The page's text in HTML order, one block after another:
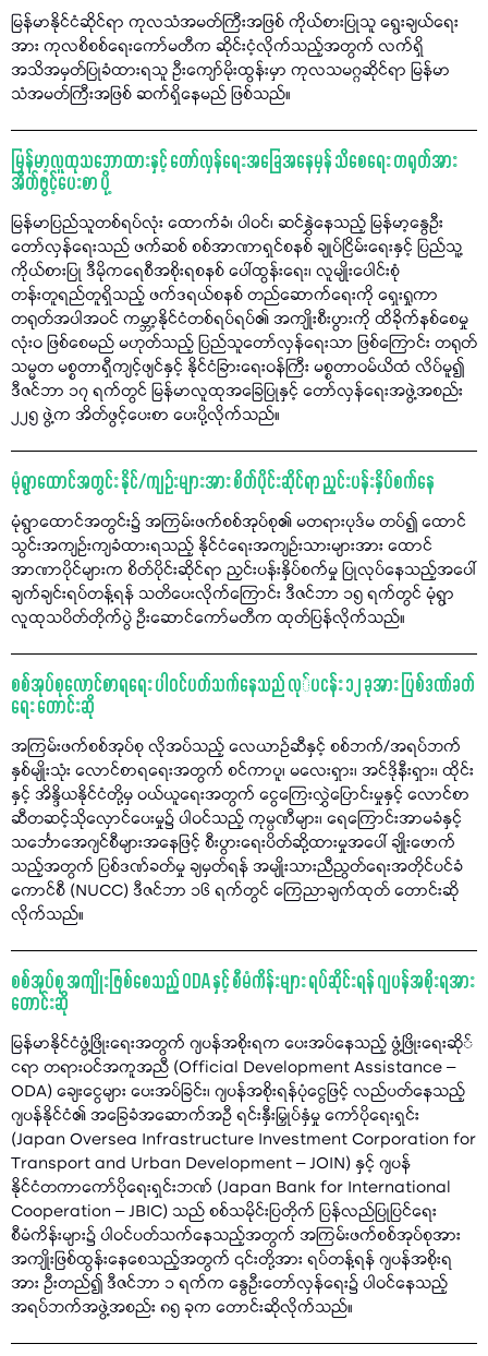
မြန်မာနိုင်ငံဆိုင်ရာ ကုလသံအမတ်ကြီးအဖြစ် ကိုယ်စားပြုသူ ရွေးချယ်ရေး
အား ကုလစိစစ်ရေးကော်မတီက ဆိုင်းငံ့လိုက်သည့်အတွက် လက်ရှိ
အသိအမှတ်ပြုခံထားရသူ ဦးကျော်မိုးထွန်းမှာ ကုလသမဂ္ဂဆိုင်ရာ မြန်မာ
သံအမတ်ကြီးအဖြစ် ဆက်ရှိနေမည် ဖြစ်သည်။
မြန်မာ့လူထုသဘောထားနှင့် တော်လှန်ရေးအခြေအနေမှန် သိစေရေး တရုတ်အား
အိတ်ဖွင့်ပေးစာ ပို့
မြန်မာပြည်သူတစ်ရပ်လုံး ထောက်ခံ၊ ပါဝင်၊ ဆင်နွှဲနေသည့် မြန်မာ့နွေဦး
တော်လှန်ရေးသည် ဖက်ဆစ် စစ်အာဏာရှင်စနစ် ချုပ်ငြိမ်းရေးနှင့် ပြည်သူ့
ကိုယ်စားပြု ဒီမိုကရေစီအစိုးရစနစ် ပေါ်ထွန်းရေး၊ လူမျိုးပေါင်းစုံ
တန်းတူရည်တူရှိသည့် ဖက်ဒရယ်စနစ် တည်ဆောက်ရေးကို ရှေးရှုကာ
တရုတ်အပါအဝင် ကမ္ဘာ့နိုင်ငံတစ်ရပ်ရပ်၏ အကျိုးစီးပွားကို ထိခိုက်နစ်စေမှု
လုံးဝ ဖြစ်စေမည် မဟုတ်သည့် ပြည်သူတော်လှန်ရေးသာ ဖြစ်ကြောင်း တရုတ်
သမ္မတ မစ္စတာရှီကျင့်ဖျင်နှင့် နိုင်ငံခြားရေးဝန်ကြီး မစ္စတာဝမ်ယိထံ လိပ်မူ၍
ဒီဇင်ဘာ ၁၇ ရက်တွင် မြန်မာလူထုအခြေပြုနှင့် တော်လှန်ရေးအဖွဲ့အစည်း
၂၂၅ ဖွဲ့က အိတ်ဖွင့်ပေးစာ ပေးပို့လိုက်သည်။
မုံရွာထောင်အတွင်း နိုင်/ကျဉ်းများအား စိတ်ပိုင်းဆိုင်ရာ ညှင်းပန်းနှိပ်စက်နေ
မုံရွာထောင်အတွင်း၌ အကြမ်းဖက်စစ်အုပ်စု၏ မတရားပုဒ်မ တပ်၍ ထောင်
သွင်းအကျဉ်းကျခံထားရသည့် နိုင်ငံရေးအကျဉ်းသားများအား ထောင်
အာဏာပိုင်များက စိတ်ပိုင်းဆိုင်ရာ ညှင်းပန်းနှိပ်စက်မှု ပြုလုပ်နေသည့်အပေါ်
ချက်ချင်းရပ်တန့်ရန် သတိပေးလိုက်ကြောင်း ဒီဇင်ဘာ ၁၅ ရက်တွင် မုံရွာ
လူထုသပိတ်တိုက်ပွဲ ဦးဆောင်ကော်မတီက ထုတ်ပြန်လိုက်သည်။
စစ်အုပ်စုလောင်စာရရေး ပါဝင်ပတ်သက်နေသည် လု်ပငန်း ၁၂ ခုအား ပြစ်ဒဏ်ခတ်
ရေး တောင်းဆို
အကြမ်းဖက်စစ်အုပ်စု လိုအပ်သည့် လေယာဉ်ဆီနှင့် စစ်ဘက်/အရပ်ဘက်
နှစ်မျိုးသုံး လောင်စာရရေးအတွက် စင်ကာပူ၊ မလေးရှား၊ အင်ဒိုနီးရှား၊ ထိုင်း
နှင့် အိန္ဒိယနိုင်ငံတို့မှ ဝယ်ယူရေးအတွက် ငွေကြေးလွှဲပြောင်းမှုနှင့် လောင်စာ
ဆီတဆင့်သိုလှောင်ပေးမှု၌ ပါဝင်သည့် ကုမ္ပဏီများ၊ ရေကြောင်းအာမခံနှင့်
သင်္ဘောအေဂျင်စီများအနေဖြင့် စီးပွားရေးပိတ်ဆို့ထားမှုအပေါ် ချိုးဖောက်
သည့်အတွက် ပြစ်ဒဏ်ခတ်မှု ချမှတ်ရန် အမျိုးသားညီညွတ်ရေးအတိုင်ပင်ခံ
ကောင်စီ (NUCC) ဒီဇင်ဘာ ၁၆ ရက်တွင် ကြေညာချက်ထုတ် တောင်းဆို
လိုက်သည်။
စစ်အုပ်စု အကျိုးဖြစ်စေသည့် ODA နှင့် စီမံကိန်းများ ရပ်ဆိုင်းရန် ဂျပန်အစိုးရအား
တောင်းဆို
မြန်မာနိုင်ငံဖွံ့ဖြိုးရေးအတွက် ဂျပန်အစိုးရက ပေးအပ်နေသည့် ဖွံ့ဖြိုးရေးဆို်
ငရာ တရားဝင်အကူအညီ (Official Development Assistance –
ODA) ချေးငွေများ ပေးအပ်ခြင်း၊ ဂျပန်အစိုးရန်ပုံငွေဖြင့် လည်ပတ်နေသည့်
ဂျပန်နိုင်ငံ၏ အခြေခံအဆောက်အဦ ရင်းနှီးမြှုပ်နှံမှု ကော်ပိုရေးရှင်း
(Japan Oversea Infrastructure Investment Corporation for
Transport and Urban Development – JOIN) နှင့် ဂျပန်
နိုင်ငံတကာကော်ပိုရေးရှင်းဘဏ် (Japan Bank for International
Cooperation – JBIC) သည် စစ်သမိုင်းပြတိုက် ပြန်လည်ပြုပြင်ရေး
စီမံကိန်းများ၌ ပါဝင်ပတ်သက်နေသည့်အတွက် အကြမ်းဖက်စစ်အုပ်စုအား
အကျိုးဖြစ်ထွန်းနေစေသည့်အတွက် ၎င်းတို့အား ရပ်တန့်ရန် ဂျပန်အစိုးရ
အား ဦးတည်၍ ဒီဇင်ဘာ ၁ ရက်က နွေဦးတော်လှန်ရေး၌ ပါဝင်နေသည့်
အရပ်ဘက်အဖွဲ့အစည်း ၈၅ ခုက တောင်းဆိုလိုက်သည်။